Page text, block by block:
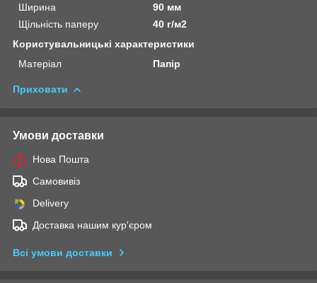
Ширина
90 мм
Щільність паперу
40 г/м2
Користувальницькі характеристики
Матеріал
Папір
Приховати
Умови доставки
Нова Пошта
Самовивіз
Delivery
Доставка нашим кур'єром
Всі умови доставки